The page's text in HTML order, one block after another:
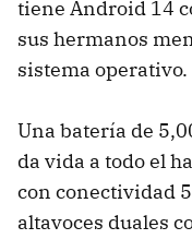
tiene Android 14
sus hermanos
sistema operativo.
Una batería de
da vida a todo el
con conectividad
altavoces duales